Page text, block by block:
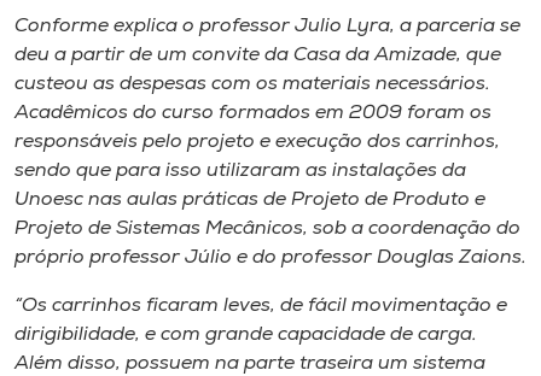
Museu
Store
Conforme explica o professor Julio Lyra, a parceria se
deu a partir de um convite da Casa da Amizade, que
custeou as despesas com os materiais necessários.
Acadêmicos do curso formados em 2009 foram os
responsáveis pelo projeto e execução dos carrinhos,
sendo que para isso utilizaram as instalações da
Unoesc nas aulas práticas de Projeto de Produto e
Projeto de Sistemas Mecânicos, sob a coordenação do
próprio professor Júlio e do professor Douglas Zaions.
“Os carrinhos ficaram leves, de fácil movimentação e
dirigibilidade, e com grande capacidade de carga.
Além disso, possuem na parte traseira um sistema